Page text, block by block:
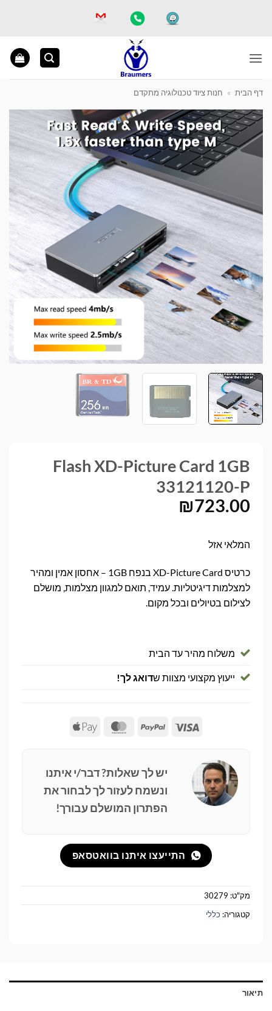
דף הבית » חנות ציוד טכנולוגיה מתקדם
Flash XD-Picture Card 1GB
33121120-P
₪723.00
המלאי אזל
כרטיס XD-Picture Card בנפח 1GB – אחסון אמין ומהיר
למצלמות דיגיטליות. עמיד, תואם למגוון מצלמות, מושלם
לצילום בטיולים ובכל מקום.
משלוח מהיר עד הבית
ייעוץ מקצועי מצוות שדואג לך!
Visa
PayPal
MasterCard
Apple
יש לך שאלות? דבר/י איתנו
ונשמח לעזור לך לבחור את
הפתרון המושלם עבורך!
התייעצו איתנו בוואטסאפ
מק"ט: 30279
קטגוריה: כללי
תיאור